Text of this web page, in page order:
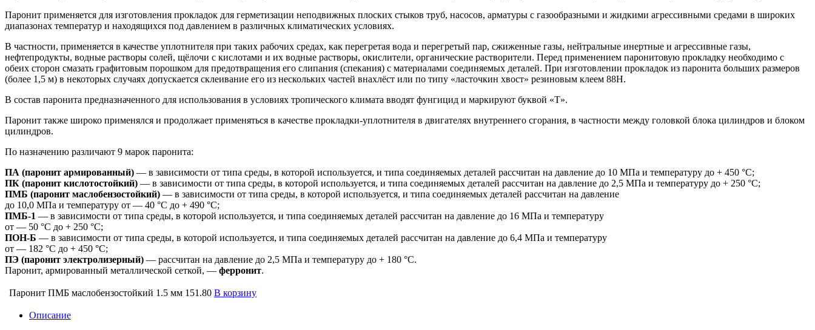
Паронит применяется для изготовления прокладок для герметизации неподвижных плоских стыков труб, насосов, арматуры с газообразными и жидкими агрессивными средами в широких
диапазонах температур и находящихся под давлением в различных климатических условиях.
В частности, применяется в качестве уплотнителя при таких рабочих средах, как перегретая вода и перегретый пар, сжиженные газы, нейтральные инертные и агрессивные газы,
нефтепродукты, водные растворы солей, щёлочи с кислотами и их водные растворы, окислители, органические растворители. Перед применением паронитовую прокладку необходимо с
обеих сторон смазать графитовым порошком для предотвращения его слипания (спекания) с материалами соединяемых деталей. При изготовлении прокладок из паронита больших размеров
(более 1,5 м) в некоторых случаях допускается склеивание его из нескольких частей внахлёст или по типу «ласточкин хвост» резиновым клеем 88Н.
В состав паронита предназначенного для использования в условиях тропического климата вводят фунгицид и маркируют буквой «Т».
Паронит также широко применялся и продолжает применяться в качестве прокладки-уплотнителя в двигателях внутреннего сгорания, в частности между головкой блока цилиндров и блоком
цилиндров.
По назначению различают 9 марок паронита:
ПА (паронит армированный) — в зависимости от типа среды, в которой используется, и типа соединяемых деталей рассчитан на давление до 10 МПа и температуру до + 450 °C;
ПК (паронит кислотостойкий) — в зависимости от типа среды, в которой используется, и типа соединяемых деталей рассчитан на давление до 2,5 МПа и температуру до + 250 °C;
ПМБ (паронит маслобензостойкий) — в зависимости от типа среды, в которой используется, и типа соединяемых деталей рассчитан на давление
до 10,0 МПа и температуру от — 40 °C до + 490 °C;
ПМБ-1 — в зависимости от типа среды, в которой используется, и типа соединяемых деталей рассчитан на давление до 16 МПа и температуру
от — 50 °C до + 250 °C;
ПОН-Б — в зависимости от типа среды, в которой используется, и типа соединяемых деталей рассчитан на давление до 6,4 МПа и температуру
от — 182 °C до + 450 °C;
ПЭ (паронит электролизерный) — рассчитан на давление до 2,5 МПа и температуру до + 180 °C.
Паронит, армированный металлической сеткой, — ферронит.
Паронит ПМБ маслобензостойкий 1.5 мм 151.80 В корзину
Описание